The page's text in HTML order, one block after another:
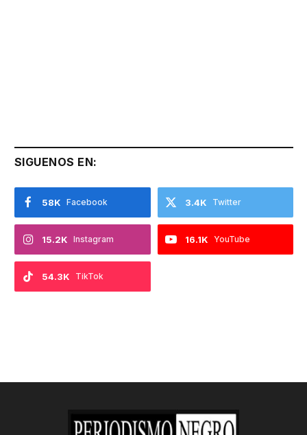
SIGUENOS EN:
Facebook
58K Twitter
3.4K
Instagram
15.2K YouTube
16.1K
TikTok
54.3K